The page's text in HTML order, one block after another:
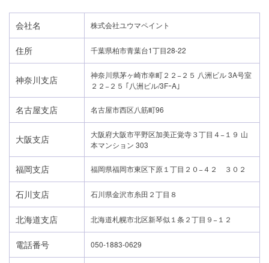
会社名 株式会社ユウマペイント
住所 千葉県柏市青葉台1丁目28-22
神奈川支店
神奈川県茅ヶ崎市幸町２２−２５ 八洲ビル 3A号室
２２−２５ ｢八洲ビル/3FｰA｣
名古屋支店 名古屋市西区八筋町96
大阪支店
大阪府大阪市平野区加美正覚寺３丁目４−１９ 山
本マンション 303
福岡支店 福岡県福岡市東区下原１丁目２０−４２ ３０２
石川支店 石川県金沢市糸田２丁目８
北海道支店 北海道札幌市北区新琴似１条２丁目９−１２
電話番号 050-1883-0629